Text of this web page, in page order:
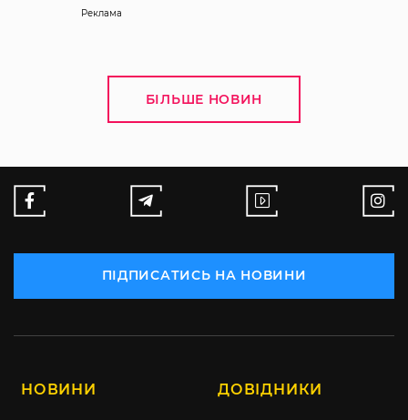
Реклама
БІЛЬШЕ НОВИН
ПІДПИСАТИСЬ НА НОВИНИ
НОВИНИ ДОВІДНИКИ